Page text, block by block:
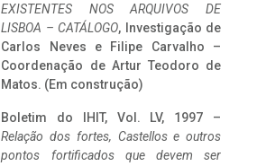
EXISTENTES NOS ARQUIVOS DE
LISBOA – CATÁLOGO, Investigação de
Carlos Neves e Filipe Carvalho –
Coordenação de Artur Teodoro de
Matos. (Em construção)
Boletim do IHIT, Vol. LV, 1997 –
Relação dos fortes, Castellos e outros
pontos fortificados que devem ser